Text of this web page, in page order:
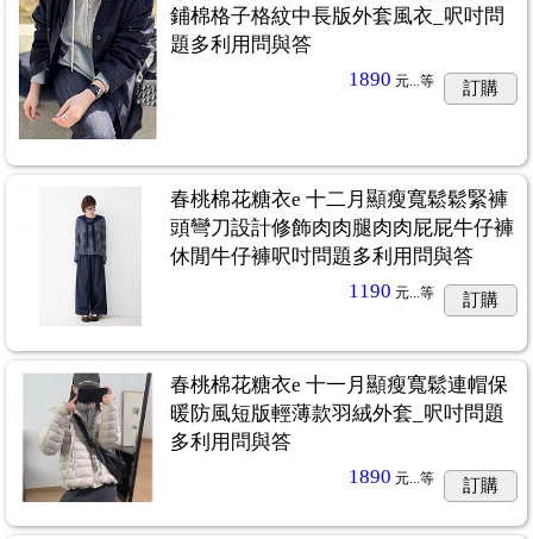
鋪棉格子格紋中長版外套風衣_呎吋問
題多利用問與答
1890 元... 等 訂購
春桃棉花糖衣e 十二月顯瘦寬鬆鬆緊褲
頭彎刀設計修飾肉肉腿肉肉屁屁牛仔褲
休閒牛仔褲呎吋問題多利用問與答
1190 元... 等 訂購
春桃棉花糖衣e 十一月顯瘦寬鬆連帽保
暖防風短版輕薄款羽絨外套_呎吋問題
多利用問與答
1890 元... 等 訂購